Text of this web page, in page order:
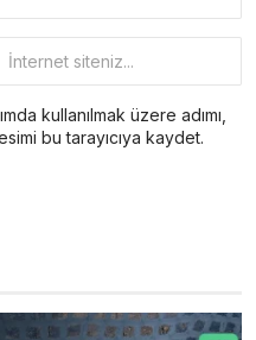
kullanılmak üzere adımı,
bu tarayıcıya kaydet.